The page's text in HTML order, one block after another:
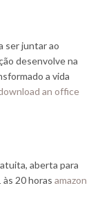
ser juntar ao
desenvolve na
a vida
an office
aberta para
20 horas amazon